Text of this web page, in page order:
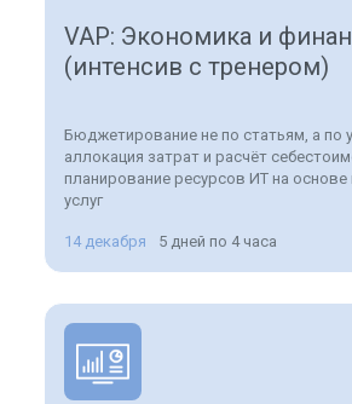
VAP: Экономика и
(интенсив с тренером)
Бюджетирование не по статьям, а по
аллокация затрат и расчёт
планирование ресурсов ИТ на основе
услуг
14 декабря 5 дней по 4 часа